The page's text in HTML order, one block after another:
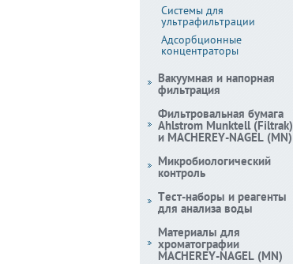
Системы для
ультрафильтрации
Адсорбционные
концентраторы
Вакуумная и напорная
фильтрация
Фильтровальная бумага
Ahlstrom Munktell (Filtrak)
и MACHEREY-NAGEL (MN)
Микробиологический
контроль
Тест-наборы и реагенты
для анализа воды
Материалы для
хроматографии
MACHEREY-NAGEL (MN)